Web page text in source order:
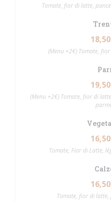
Tomate, fior di latte,
(Menu +2€) Tomate,
(Menu +2€) Tomate, fior di
Tomate, Fior di Latte,
Tomate, fior di